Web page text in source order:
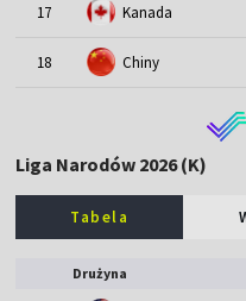
17 Kanada
18 Chiny
Liga Narodów 2026 (K)
Tabela
Drużyna